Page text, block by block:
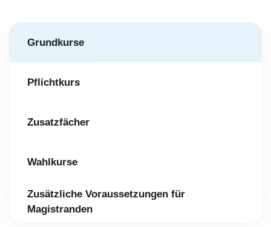
Grundkurse
Pflichtkurs
Zusatzfächer
Wahlkurse
Zusätzliche Voraussetzungen für
Magistranden